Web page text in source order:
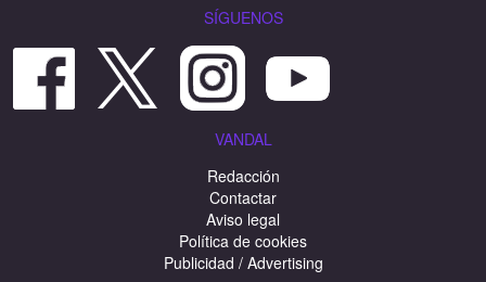
SÍGUENOS
VANDAL
Redacción
Contactar
Aviso legal
Política de cookies
Publicidad / Advertising